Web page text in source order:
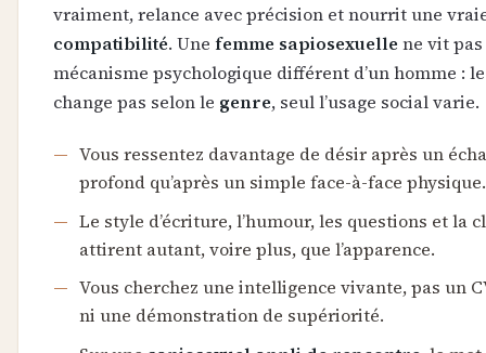
vraiment, relance avec précision et nourrit une
compatibilité. Une femme sapiosexuelle ne vit
mécanisme psychologique différent d’un homme :
change pas selon le genre, seul l’usage social varie.
Vous ressentez davantage de désir après un
profond qu’après un simple face-à-face physique.
Le style d’écriture, l’humour, les questions et la
attirent autant, voire plus, que l’apparence.
Vous cherchez une intelligence vivante, pas un
ni une démonstration de supériorité.